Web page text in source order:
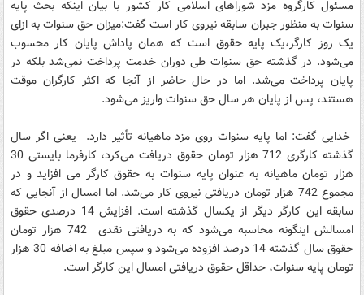
مسئول کارگروه مزد شوراهای اسلامی کار کشور با بیان اینکه بحث پایه
سنوات به منظور جبران سابقه نیروی کار است گفت:میزان حق سنوات به ازای
یک روز کارگر،یک پایه حقوق است که همان پاداش پایان کار محسوب
می‌شود. در گذشته حق سنوات طی دوران خدمت پرداخت نمی‌شد بلکه در
پایان پرداخت می‌شد. اما در حال حاضر از آنجا که اکثر کارگران موقت
هستند، پس از پایان هر سال حق سنوات واریز می‌شود.
خدایی گفت: اما پایه سنوات روی مزد ماهیانه تأثیر دارد. یعنی اگر سال
گذشته کارگری 712 هزار تومان حقوق دریافت می‌کرد، کارفرما بایستی 30
هزار تومان ماهیانه به عنوان پایه سنوات به حقوق کارگر می افزاید و در
مجموع 742 هزار تومان دریافتی نیروی کار می‌شد. اما امسال از آنجایی که
سابقه این کارگر دیگر از یکسال گذشته است. افزایش 14 درصدی حقوق
امسالش اینگونه محاسبه می‌شود که به دریافتی نقدی 742 هزار تومان
حقوق سال گذشته 14 درصد افزوده می‌شود و سپس مبلغ به اضافه 30 هزار
تومان پایه سنوات، حداقل حقوق دریافتی امسال این کارگر است.